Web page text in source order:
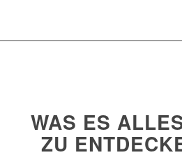
WAS ES
ZU